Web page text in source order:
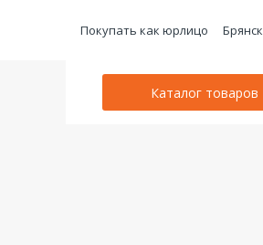
Покупать как юрлицо Брянск
Каталог товаров